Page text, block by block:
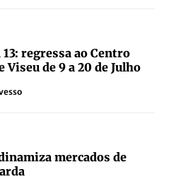
regressa ao Centro
de 9 a 20 de Julho
mercados de